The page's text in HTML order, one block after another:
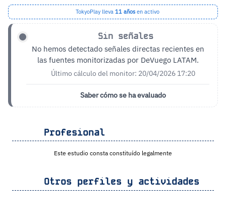
TokyoPlay lleva 11 añosen activo
Sin señales
No hemos detectado señales directas recientes en
las fuentes monitorizadas por DeVuego LATAM.
Último cálculo del monitor: 20/04/2026 17:20
Saber cómo se ha evaluado
Profesional
Este estudio consta constituído legalmente
Otros perfiles y actividades